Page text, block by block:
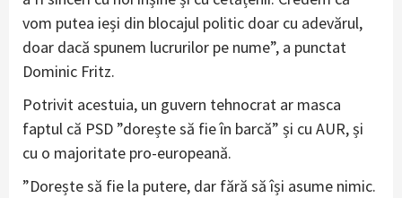
vom putea ieși din blocajul politic doar cu adevărul,
doar dacă spunem lucrurilor pe nume”, a punctat
Dominic Fritz.
Potrivit acestuia, un guvern tehnocrat ar masca
faptul că PSD ”dorește să fie în barcă” și cu AUR, și
cu o majoritate pro-europeană.
”Dorește să fie la putere, dar fără să își asume nimic.